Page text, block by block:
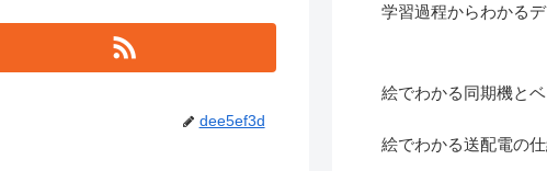
dee5ef3d
学習過程からわかる
絵でわかる同期機と
絵でわかる送配電の